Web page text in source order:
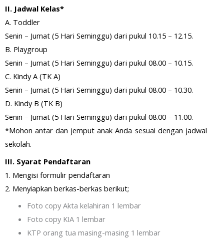
II. Jadwal Kelas*
A. Toddler
Senin – Jumat (5 Hari Seminggu) dari pukul 10.15 – 12.15.
B. Playgroup
Senin – Jumat (5 Hari Seminggu) dari pukul 08.00 – 10.15.
C. Kindy A (TK A)
Senin – Jumat (5 Hari Seminggu) dari pukul 08.00 – 10.30.
D. Kindy B (TK B)
Senin – Jumat (5 Hari Seminggu) dari pukul 08.00 – 11.00.
*Mohon antar dan jemput anak Anda sesuai dengan jadwal
sekolah.
III. Syarat Pendaftaran
1. Mengisi formulir pendaftaran
2. Menyiapkan berkas-berkas berikut;
Foto copy Akta kelahiran 1 lembar
Foto copy KIA 1 lembar
KTP orang tua masing-masing 1 lembar